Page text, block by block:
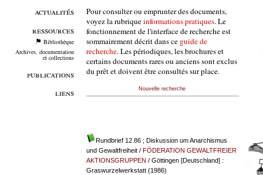
actualités
ressources
Bibliothèque
Archives, documentation
et collections
publications
liens
Pour consulter ou emprunter des documents,
voyez la rubriqueinformations pratiques. Le
fonctionnement de l'interface de recherche est
sommairement décrit dans ce guide de
recherche. Les périodiques, les brochures et
certains documents rares ou anciens sont exclus
du prêt et doivent être consultés sur place.
Nouvelle recherche
Rundbrief 12.86 ; Diskussion um Anarchismus
und Gewaltfreiheit/ FÖDERATION GEWALTFREIER
AKTIONSGRUPPEN / Göttingen [Deutschland] :
Graswurzelwerkstatt (1986)